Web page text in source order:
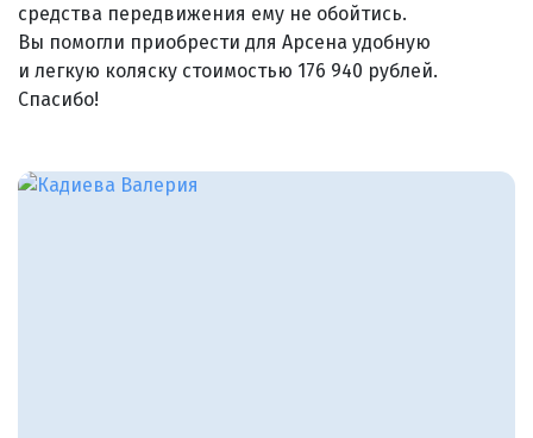
средства передвижения ему не обойтись.
Вы помогли приобрести для Арсена удобную
и легкую коляску стоимостью 176 940 рублей.
Спасибо!